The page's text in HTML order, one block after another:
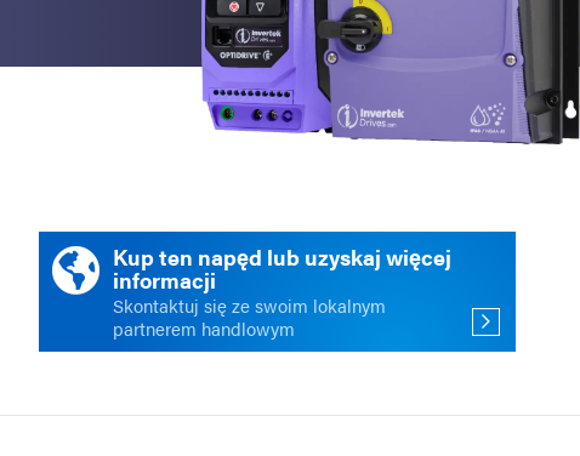
Kup ten napęd lub uzyskaj więcej
informacji
Skontaktuj się ze swoim lokalnym
partnerem handlowym